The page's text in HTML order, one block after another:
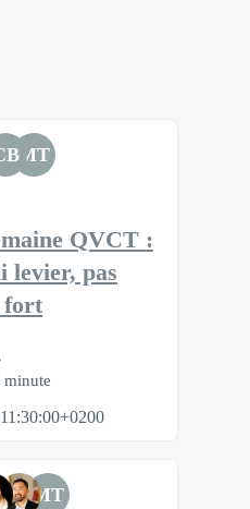
MT
QVCT :
levier, pas
fort
MT